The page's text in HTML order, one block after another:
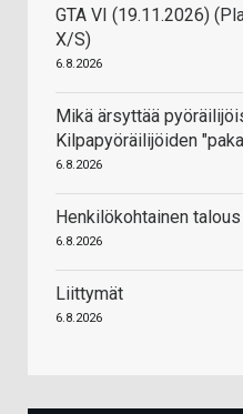
GTA VI (19.11.2026)
X/S)
6.8.2026
Mikä ärsyttää
Kilpapyöräilijöiden
6.8.2026
Henkilökohtainen talous
6.8.2026
Liittymät
6.8.2026